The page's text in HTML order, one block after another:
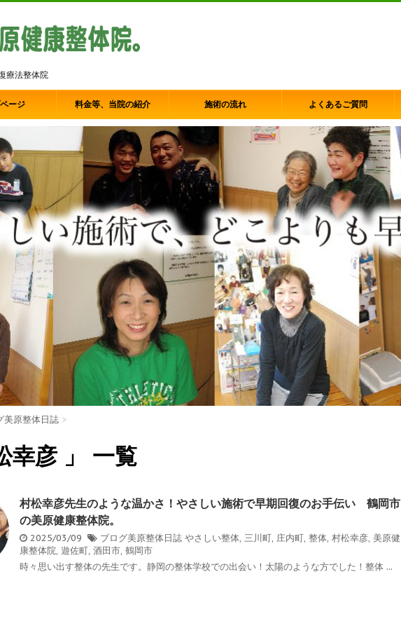
療法整体院
ージ 料金等、当院の紹介 施術の流れ よくあるご質問
美原整体日誌 >
幸彦 」 一覧
村松幸彦先生のような温かさ！やさしい施術で早期回復のお手伝い 鶴岡市
の美原健康整体院。
2025/03/09 ブログ美原整体日誌 やさしい整体, 三川町, 庄内町, 整体, 村松幸彦, 美原健
康整体院, 遊佐町, 酒田市, 鶴岡市
時々思い出す整体の先生です。静岡の整体学校での出会い！太陽のような方でした！整体 ...